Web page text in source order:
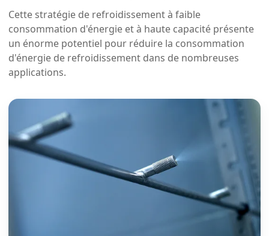
Cette stratégie de refroidissement à faible
consommation d'énergie et à haute capacité présente
un énorme potentiel pour réduire la consommation
d'énergie de refroidissement dans de nombreuses
applications.